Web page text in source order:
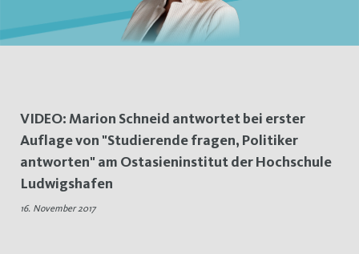
Schlagwort:
Studierende
fragen
VIDEO: Marion Schneid antwortet bei erster
Auflage von "Studierende fragen, Politiker
antworten" am Ostasieninstitut der Hochschule
Ludwigshafen
16. November 2017